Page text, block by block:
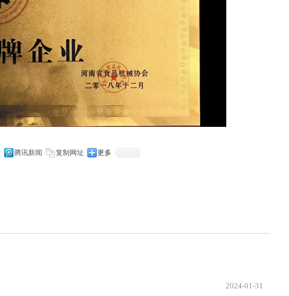
腾讯新闻 复制网址 更多
2024-01-31